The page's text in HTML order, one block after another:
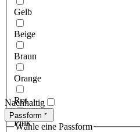
Gelb
Beige
Braun
Orange
Rot
Pink
Nachhaltig
Passform
Wähle eine Passform